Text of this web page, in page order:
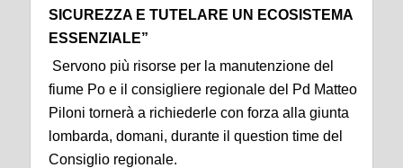
SICUREZZA E TUTELARE UN ECOSISTEMA
ESSENZIALE”
Servono più risorse per la manutenzione del
fiume Po e il consigliere regionale del Pd Matteo
Piloni tornerà a richiederle con forza alla giunta
lombarda, domani, durante il question time del
Consiglio regionale.